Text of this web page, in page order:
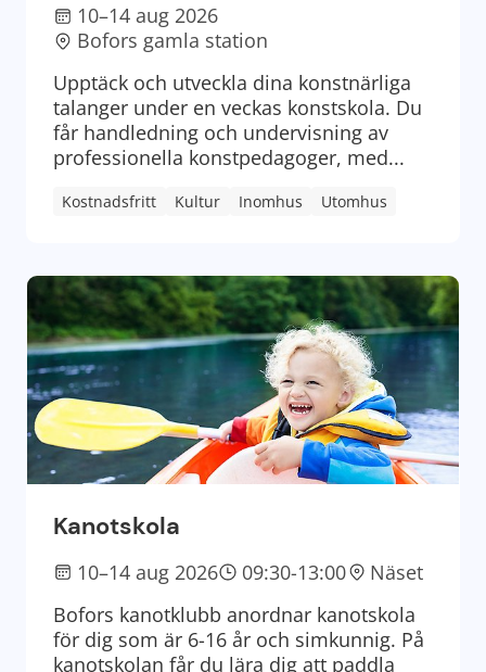
10–14 aug 2026
Bofors gamla station
Upptäck och utveckla dina konstnärliga
talanger under en veckas konstskola. Du
får handledning och undervisning av
professionella konstpedagoger, med...
Kostnadsfritt Kultur Inomhus Utomhus
Kanotskola
10–14 aug 2026 09:30-13:00
Näset
Bofors kanotklubb anordnar kanotskola
för dig som är 6-16 år och simkunnig. På
kanotskolan får du lära dig att paddla